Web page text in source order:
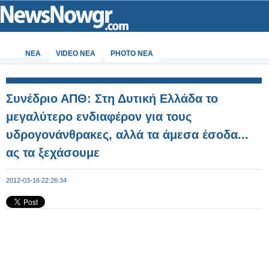
ΝΕΑ VIDEO NEA PHOTO NEA
Συνέδριο ΑΠΘ: Στη Δυτική Ελλάδα το
μεγαλύτερο ενδιαφέρον για τους
υδρογονάνθρακες, αλλά τα άμεσα έσοδα...
ας τα ξεχάσουμε
2012-03-16 22:26:34